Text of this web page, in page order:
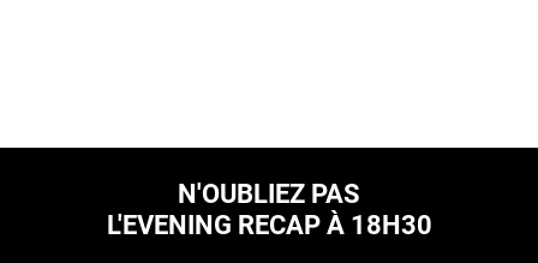
N'OUBLIEZ PAS
L'EVENING RECAP À 18H30